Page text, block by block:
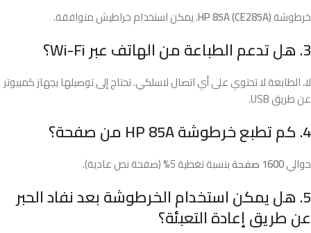
خرطوشةHP 85A (CE285A). يمكن استخدام خراطيش متوافقة.
3. هل تدعم الطباعة من الهاتف عبر Wi-Fi؟
لا، الطابعة لا تحتوي على أي اتصال لاسلكي. تحتاج إلى توصيلها بجهاز كمبيوتر
عن طريق USB.
4. كم تطبع خرطوشة HP 85A من صفحة؟
حوالي1600 صفحة بنسبة تغطية 5% (صفحة نص عادية).
5. هل يمكن استخدام الخرطوشة بعد نفاد الحبر
عن طريق إعادة التعبئة؟